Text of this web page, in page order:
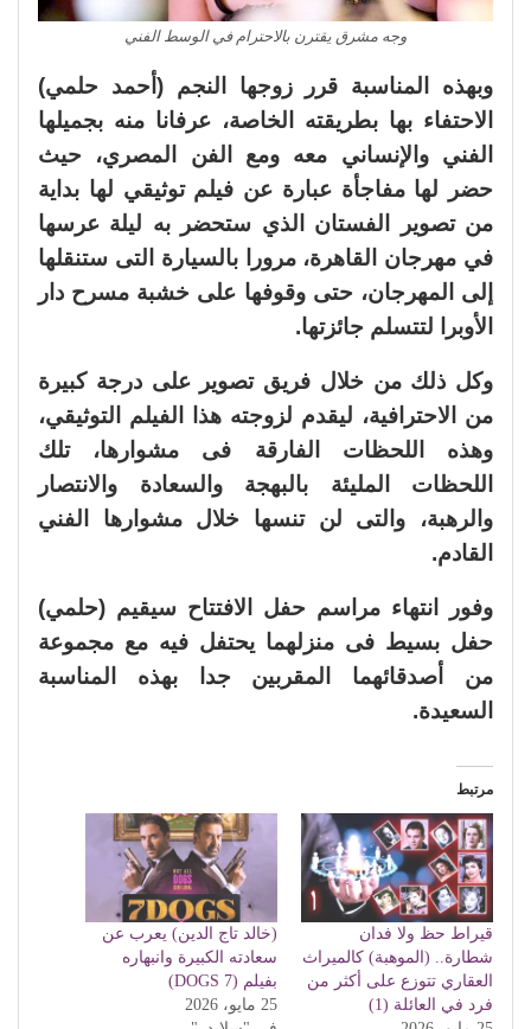
وجه مشرق يقترن بالاحترام في الوسط الفني
وبهذه المناسبة قرر زوجها النجم (أحمد حلمي)
الاحتفاء بها بطريقته الخاصة، عرفانا منه بجميلها
الفني والإنساني معه ومع الفن المصري، حيث
حضر لها مفاجأة عبارة عن فيلم توثيقي لها بداية
من تصوير الفستان الذي ستحضر به ليلة عرسها
في مهرجان القاهرة، مرورا بالسيارة التى ستنقلها
إلى المهرجان، حتى وقوفها على خشبة مسرح دار
الأوبرا لتتسلم جائزتها.
وكل ذلك من خلال فريق تصوير على درجة كبيرة
من الاحترافية، ليقدم لزوجته هذا الفيلم التوثيقي،
وهذه اللحظات الفارقة فى مشوارها، تلك
اللحظات المليئة بالبهجة والسعادة والانتصار
والرهبة، والتى لن تنسها خلال مشوارها الفني
القادم.
وفور انتهاء مراسم حفل الافتتاح سيقيم (حلمي)
حفل بسيط فى منزلهما يحتفل فيه مع مجموعة
من أصدقائهما المقربين جدا بهذه المناسبة
السعيدة.
مرتبط
قيراط حظ ولا فدان
شطارة.. (الموهبة) كالميراث
العقاري تتوزع على أكثر من
فرد في العائلة (1)
(خالد تاج الدين) يعرب عن
سعادته الكبيرة وانبهاره
بفيلم (7 DOGS)
25 مايو، 2026